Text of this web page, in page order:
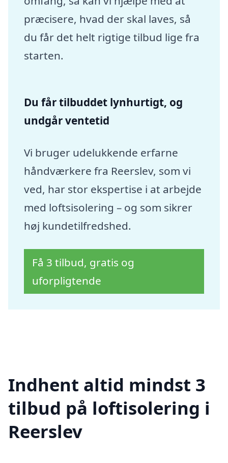
præcisere, hvad der skal laves, så
du får det helt rigtige tilbud lige fra
starten.
Du får tilbuddet lynhurtigt, og
undgår ventetid
Vi bruger udelukkende erfarne
håndværkere fra Reerslev, som vi
ved, har stor ekspertise i at arbejde
med loftsisolering – og som sikrer
høj kundetilfredshed.
Få 3 tilbud, gratis og
uforpligtende
Indhent altid mindst 3
tilbud på loftisolering i
Reerslev